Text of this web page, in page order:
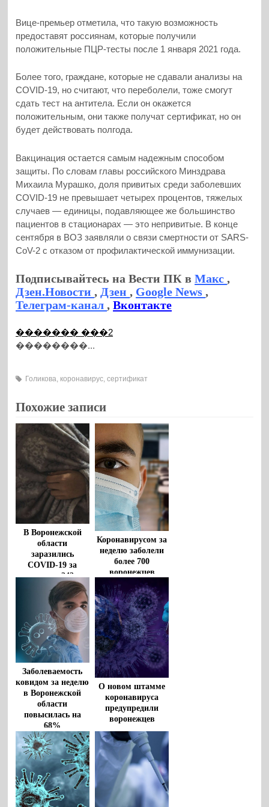
Вице-премьер отметила, что такую возможность
предоставят россиянам, которые получили
положительные ПЦР-тесты после 1 января 2021 года.
Более того, граждане, которые не сдавали анализы на
COVID-19, но считают, что переболели, тоже смогут
сдать тест на антитела. Если он окажется
положительным, они также получат сертификат, но он
будет действовать полгода.
Вакцинация остается самым надежным способом
защиты. По словам главы российского Минздрава
Михаила Мурашко, доля привитых среди заболевших
COVID-19 не превышает четырех процентов, тяжелых
случаев — единицы, подавляющее же большинство
пациентов в стационарах — это непривитые. В конце
сентября в ВОЗ заявляли о связи смертности от SARS-
CoV-2 с отказом от профилактической иммунизации.
Подписывайтесь на Вести ПК вМакс,
Дзен.Новости, Дзен, Google News,
Телеграм-канал,Вконтакте
������� ���2
��������...
Голикова, коронавирус,сертификат
Похожие записи
В Воронежской
области
заразились
COVID-19 за
неделю 242
человека
Коронавирусом за
неделю заболели
более 700
воронежцев
Заболеваемость
ковидом за неделю
в Воронежской
области
повысилась на
68%
О новом штамме
коронавируса
предупредили
воронежцев